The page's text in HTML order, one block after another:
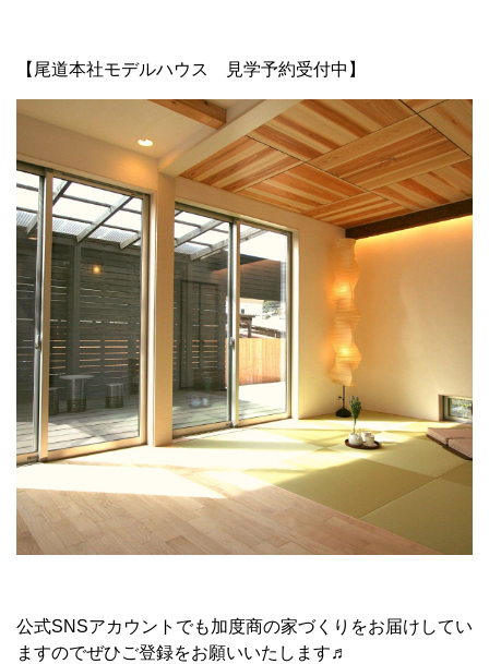
【尾道本社モデルハウス 見学予約受付中】
公式SNSアカウントでも加度商の家づくりをお届けしてい
ますのでぜひご登録をお願いいたします♬